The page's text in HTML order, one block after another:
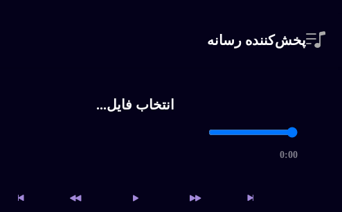
پخش‌کننده رسانه
انتخاب فایل...
0:00